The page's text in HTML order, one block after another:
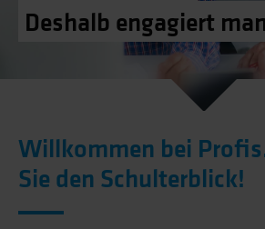
Deshalb engagiert
Willkommen bei
Sie den Schulterblick!